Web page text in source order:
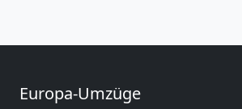
Europa-Umzüge